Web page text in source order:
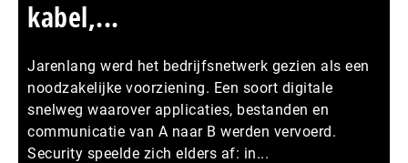
kabel,...
Jarenlang werd het bedrijfsnetwerk gezien als een
noodzakelijke voorziening. Een soort digitale
snelweg waarover applicaties, bestanden en
communicatie van A naar B werden vervoerd.
Security speelde zich elders af: in...